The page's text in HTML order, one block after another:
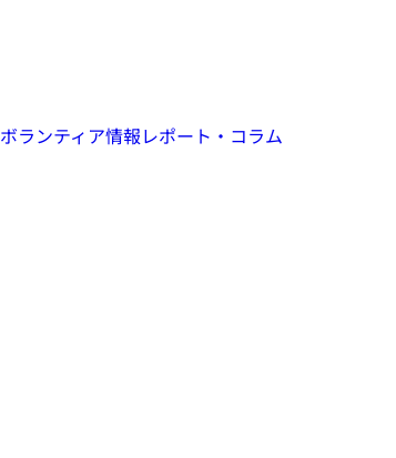
ボランティア情報レポート・コラム